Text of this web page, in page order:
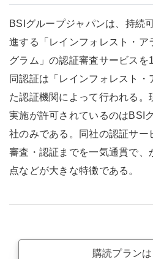
BSIグループジャパンは、持続
進する「レインフォレスト・ア
グラム」の認証審査サービスを
同認証は「レインフォレスト・
た認証機関によって行われる
実施が許可されているのはBSI
社のみである。同社の認証サー
審査・認証までを一気通貫で、
点などが大きな特徴である。
購読プラン